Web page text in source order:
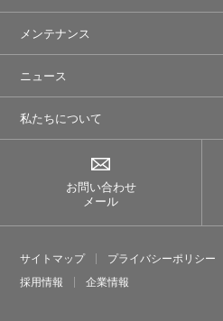
メンテナンス
ニュース
私たちについて
お問い合わせ
メール
サイトマップ プライバシーポリシー
採⽤情報
企業情報